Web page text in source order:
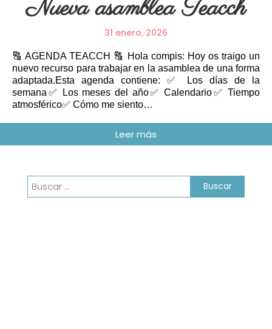
Nueva asamblea Teacch
31 enero, 2026
🔠 AGENDA TEACCH 🔠 Hola compis: Hoy os traigo un
nuevo recurso para trabajar en la asamblea de una forma
adaptada.Esta agenda contiene: ✅ Los días de la
semana✅ Los meses del año✅ Calendario✅ Tiempo
atmosférico✅ Cómo me siento…
Buscar: